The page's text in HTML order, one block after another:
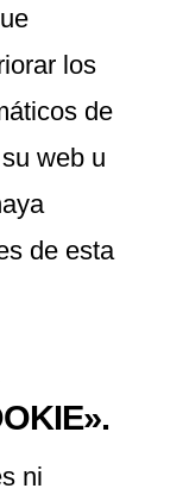
los
de
web u
de esta
ni